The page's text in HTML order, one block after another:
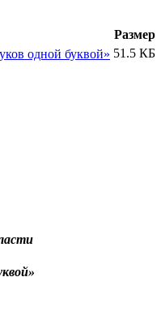
Размер
одной буквой» 51.5 КБ